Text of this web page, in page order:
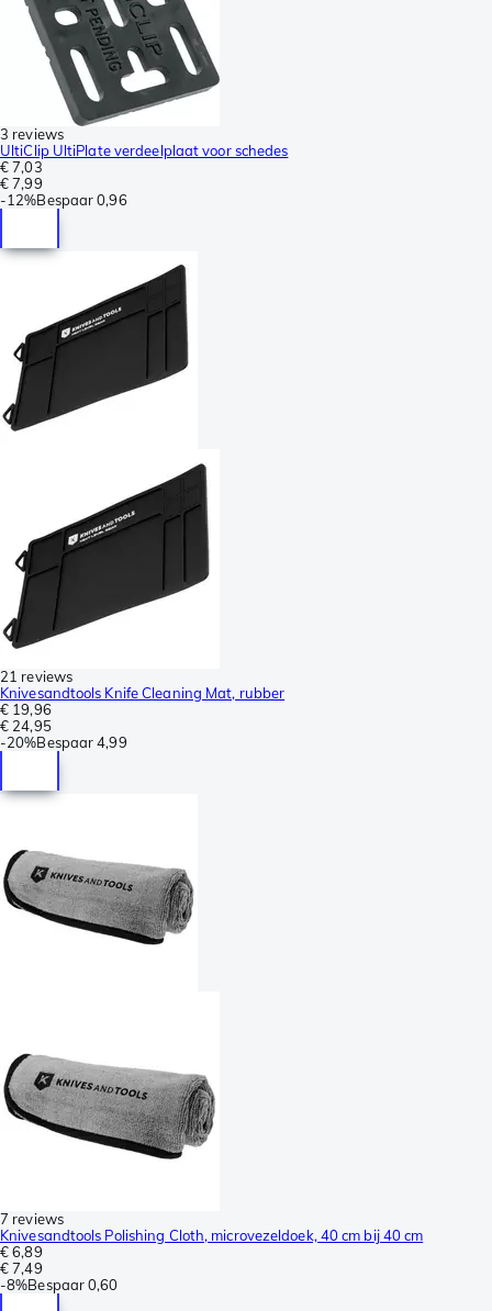
3 reviews
UltiClip UltiPlate verdeelplaat voor schedes
€ 7,03
€ 7,99
-12%Bespaar 0,96
21 reviews
Knivesandtools Knife Cleaning Mat, rubber
€ 19,96
€ 24,95
-20%Bespaar 4,99
7 reviews
Knivesandtools Polishing Cloth, microvezeldoek, 40 cm bij 40 cm
€ 6,89
€ 7,49
-8%Bespaar0,60